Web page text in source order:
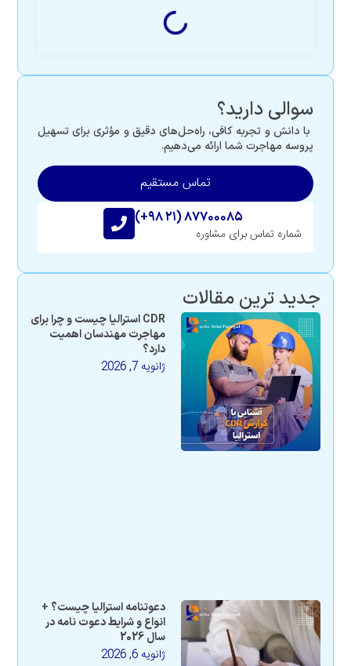
سوالی دارید؟
با دانش و تجربه کافی، راه‌حل‌های دقیق و مؤثری برای تسهیل
پروسه مهاجرت شما ارائه می‌دهیم.
تماس مستقیم
(+۹۸ ۲۱) ۸۷۷۰۰۰۸۵
شماره تماس برای مشاوره
جدید ترین مقالات
CDR استرالیا چیست و چرا برای
مهاجرت مهندسان اهمیت
دارد؟
ژانویه 7, 2026
دعوتنامه استرالیا چیست؟ +
انواع و شرایط دعوت نامه در
سال 2026
ژانویه 6, 2026